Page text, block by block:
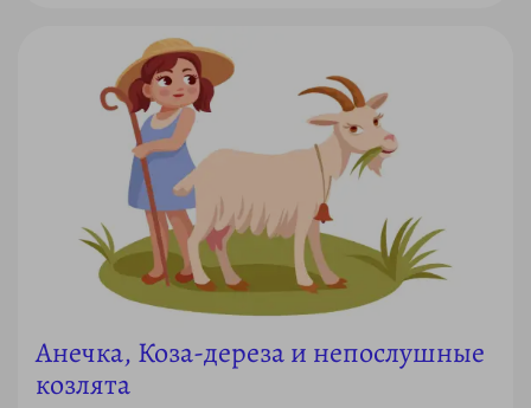
Анечка, Коза-дереза и непослушные
козлята